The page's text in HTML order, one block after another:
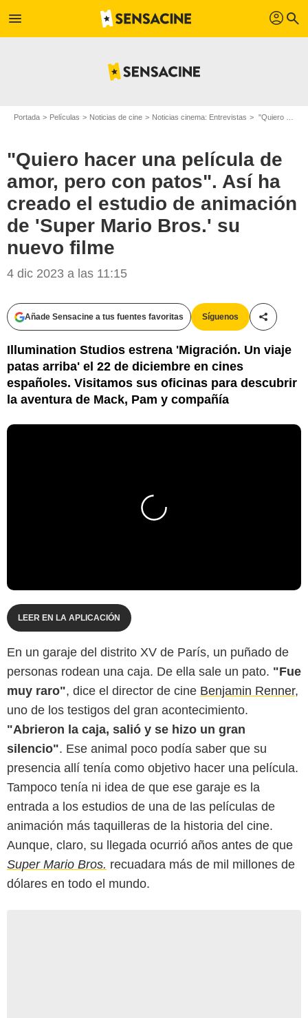
menu profil search
Portada Películas Noticias de cine Noticias cinema: Entrevistas "Quiero hacer una película de amor, pero con patos". Así ha creado el estudio de animación de 'Super Mario Bros.' su nuevo filme
"Quiero hacer una película de
amor, pero con patos". Así ha
creado el estudio de animación
de 'Super Mario Bros.' su
nuevo filme
4 dic 2023 a las 11:15
Añade Sensacine a tus fuentes favoritas Síguenos
Illumination Studios estrena 'Migración. Un viaje
patas arriba' el 22 de diciembre en cines
españoles. Visitamos sus oficinas para descubrir
la aventura de Mack, Pam y compañía
LEER EN LA APLICACIÓN
En un garaje del distrito XV de París, un puñado de
personas rodean una caja. De ella sale un pato. "Fue
muy raro", dice el director de cine Benjamin Renner,
uno de los testigos del gran acontecimiento.
"Abrieron la caja, salió y se hizo un gran
silencio". Ese animal poco podía saber que su
presencia allí tenía como objetivo hacer una película.
Tampoco tenía ni idea de que ese garaje es la
entrada a los estudios de una de las películas de
animación más taquilleras de la historia del cine.
Aunque, claro, su llegada ocurrió años antes de que
Super Mario Bros. recuadara más de mil millones de
dólares en todo el mundo.